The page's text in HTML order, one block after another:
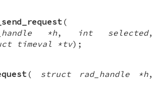
(
*h, int selected,
timeval *tv);
( struct rad_handle *h,